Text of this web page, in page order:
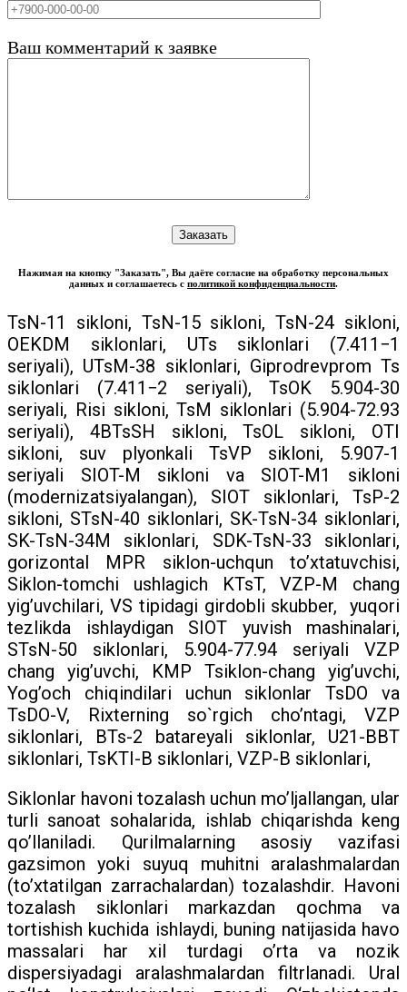
Ваш комментарий к заявке
Нажимая на кнопку "Заказать", Вы даёте согласие на обработку персональных
данных и соглашаетесь с политикой конфиденциальности.
TsN-11 sikloni, TsN-15 sikloni, TsN-24 sikloni,
OEKDM siklonlari, UTs siklonlari (7.411−1
seriyali), UTsM-38 siklonlari, Giprodrevprom Ts
siklonlari (7.411−2 seriyali), TsOK 5.904-30
seriyali, Risi sikloni, TsM siklonlari (5.904-72.93
seriyali), 4BTsSH sikloni, TsOL sikloni, OTI
sikloni, suv plyonkali TsVP sikloni, 5.907-1
seriyali SIOT-M sikloni va SIOT-M1 sikloni
(modernizatsiyalangan), SIOT siklonlari, TsP-2
sikloni, STsN-40 siklonlari, SK-TsN-34 siklonlari,
SK-TsN-34M siklonlari, SDK-TsN-33 siklonlari,
gorizontal MPR siklon-uchqun to’xtatuvchisi,
Siklon-tomchi ushlagich KTsT, VZP-M chang
yig’uvchilari, VS tipidagi girdobli skubber, yuqori
tezlikda ishlaydigan SIOT yuvish mashinalari,
STsN-50 siklonlari, 5.904-77.94 seriyali VZP
chang yig’uvchi, KMP Tsiklon-chang yig’uvchi,
Yog’och chiqindilari uchun siklonlar TsDO va
TsDO-V, Rixterning so`rgich cho’ntagi, VZP
siklonlari, BTs-2 batareyali siklonlar, U21-BBT
siklonlari, TsKTI-B siklonlari, VZP-B siklonlari,
Siklonlar havoni tozalash uchun mo’ljallangan, ular
turli sanoat sohalarida, ishlab chiqarishda keng
qo’llaniladi. Qurilmalarning asosiy vazifasi
gazsimon yoki suyuq muhitni aralashmalardan
(to’xtatilgan zarrachalardan) tozalashdir. Havoni
tozalash siklonlari markazdan qochma va
tortishish kuchida ishlaydi, buning natijasida havo
massalari har xil turdagi o’rta va nozik
dispersiyadagi aralashmalardan filtrlanadi. Ural